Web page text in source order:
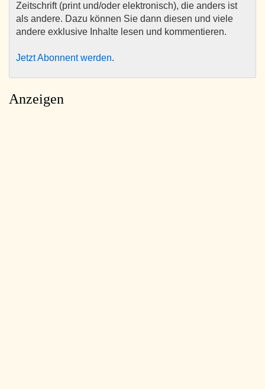
Zeitschrift (print und/oder elektronisch), die anders ist
als andere. Dazu können Sie dann diesen und viele
andere exklusive Inhalte lesen und kommentieren.
Jetzt Abonnent werden.
Anzeigen